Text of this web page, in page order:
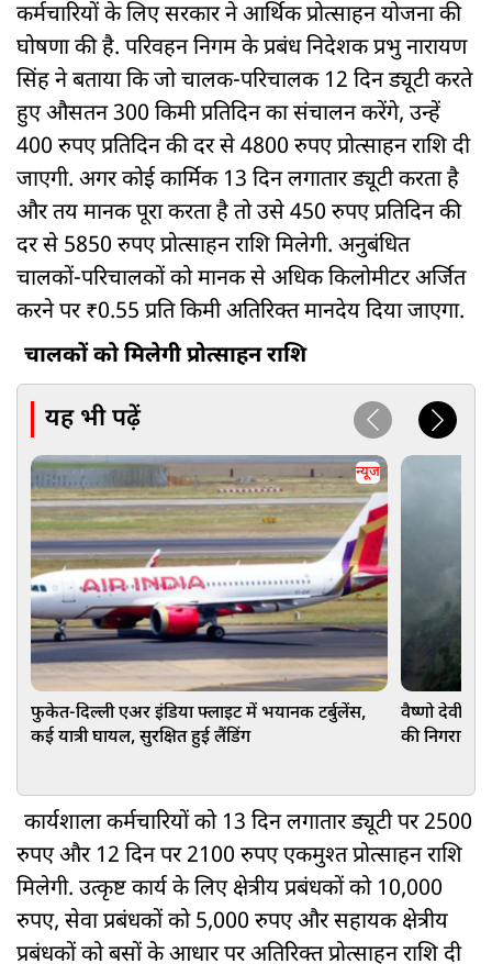
कर्मचारियों के लिए सरकार ने आर्थिक प्रोत्साहन योजना की
घोषणा की है. परिवहन निगम के प्रबंध निदेशक प्रभु नारायण
सिंह ने बताया कि जो चालक-परिचालक 12 दिन ड्यूटी करते
हुए औसतन 300 किमी प्रतिदिन का संचालन करेंगे, उन्हें
400 रुपए प्रतिदिन की दर से 4800 रुपए प्रोत्साहन राशि दी
जाएगी. अगर कोई कार्मिक 13 दिन लगातार ड्यूटी करता है
और तय मानक पूरा करता है तो उसे 450 रुपए प्रतिदिन की
दर से 5850 रुपए प्रोत्साहन राशि मिलेगी. अनुबंधित
चालकों-परिचालकों को मानक से अधिक किलोमीटर अर्जित
करने पर ₹0.55 प्रति किमी अतिरिक्त मानदेय दिया जाएगा.
चालकों को मिलेगी प्रोत्साहन राशि
यह भी पढ़ें
न्यूज
फुकेत-दिल्ली एअर इंडिया फ्लाइट में भयानक टर्बुलेंस,
कई यात्री घायल, सुरक्षित हुई लैंडिंग
वैष्णो देवी
की निगरानी
कार्यशाला कर्मचारियों को 13 दिन लगातार ड्यूटी पर 2500
रुपए और 12 दिन पर 2100 रुपए एकमुश्त प्रोत्साहन राशि
मिलेगी. उत्कृष्ट कार्य के लिए क्षेत्रीय प्रबंधकों को 10,000
रुपए, सेवा प्रबंधकों को 5,000 रुपए और सहायक क्षेत्रीय
प्रबंधकों को बसों के आधार पर अतिरिक्त प्रोत्साहन राशि दी